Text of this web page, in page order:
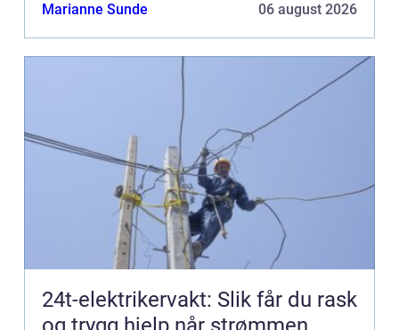
Marianne Sunde 06 august 2026
24t-elektrikervakt: Slik får du rask